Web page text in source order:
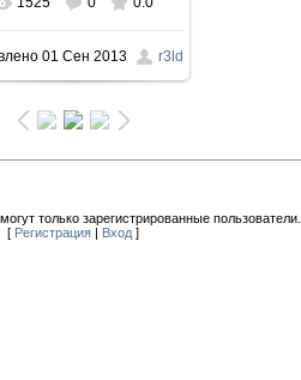
01 Сен 2013 r3ld
только зарегистрированные пользователи.
[ Регистрация Вход]